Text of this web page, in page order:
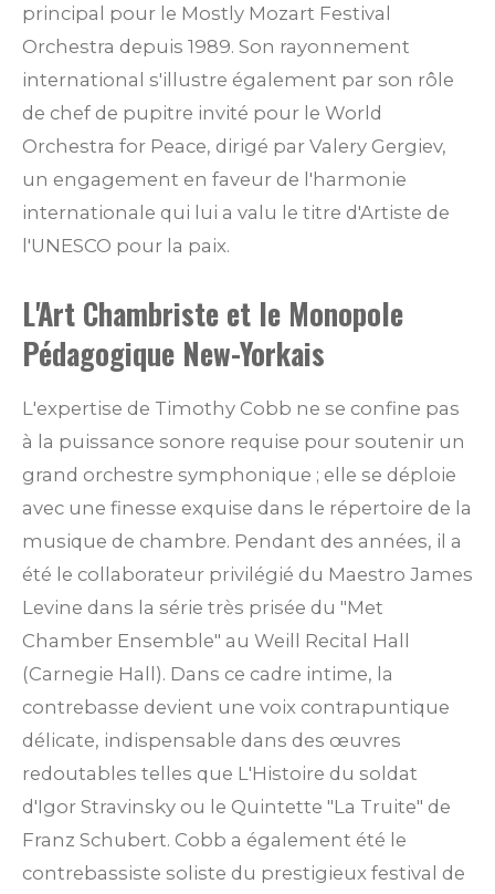
principal pour le Mostly Mozart Festival
Orchestra depuis 1989. Son rayonnement
international s'illustre également par son rôle
de chef de pupitre invité pour le World
Orchestra for Peace, dirigé par Valery Gergiev,
un engagement en faveur de l'harmonie
internationale qui lui a valu le titre d'Artiste de
l'UNESCO pour la paix.
L'Art Chambriste et le Monopole
Pédagogique New-Yorkais
L'expertise de Timothy Cobb ne se confine pas
à la puissance sonore requise pour soutenir un
grand orchestre symphonique ; elle se déploie
avec une finesse exquise dans le répertoire de la
musique de chambre. Pendant des années, il a
été le collaborateur privilégié du Maestro James
Levine dans la série très prisée du "Met
Chamber Ensemble" au Weill Recital Hall
(Carnegie Hall). Dans ce cadre intime, la
contrebasse devient une voix contrapuntique
délicate, indispensable dans des œuvres
redoutables telles que L'Histoire du soldat
d'Igor Stravinsky ou le Quintette "La Truite" de
Franz Schubert. Cobb a également été le
contrebassiste soliste du prestigieux festival de